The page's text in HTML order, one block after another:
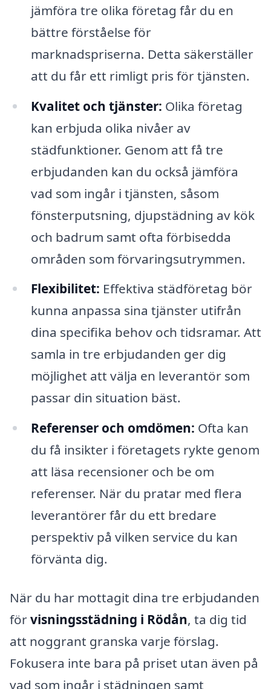
jämföra tre olika företag får du en
bättre förståelse för
marknadspriserna. Detta säkerställer
att du får ett rimligt pris för tjänsten.
Kvalitet och tjänster: Olika företag
kan erbjuda olika nivåer av
städfunktioner. Genom att få tre
erbjudanden kan du också jämföra
vad som ingår i tjänsten, såsom
fönsterputsning, djupstädning av kök
och badrum samt ofta förbisedda
områden som förvaringsutrymmen.
Flexibilitet: Effektiva städföretag bör
kunna anpassa sina tjänster utifrån
dina specifika behov och tidsramar. Att
samla in tre erbjudanden ger dig
möjlighet att välja en leverantör som
passar din situation bäst.
Referenser och omdömen: Ofta kan
du få insikter i företagets rykte genom
att läsa recensioner och be om
referenser. När du pratar med flera
leverantörer får du ett bredare
perspektiv på vilken service du kan
förvänta dig.
När du har mottagit dina tre erbjudanden
förvisningsstädning i Rödån, ta dig tid
att noggrant granska varje förslag.
Fokusera inte bara på priset utan även på
vad som ingår i städningen samt